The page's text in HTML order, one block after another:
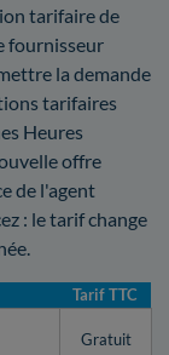
tarifaire de
fournisseur
la demande
tarifaires
Heures
offre
de l'agent
: le tarif change
Tarif TTC
Gratuit